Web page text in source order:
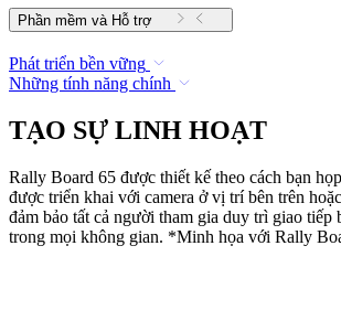
Phần mềm và Hỗ trợ
Phát triển bền vững
Những tính năng chính
TẠO SỰ LINH HOẠT
Rally Board 65 được thiết kế theo cách bạn
được triển khai với camera ở vị trí bên trên
đảm bảo tất cả người tham gia duy trì giao tiếp
trong mọi không gian. *Minh họa với Rally